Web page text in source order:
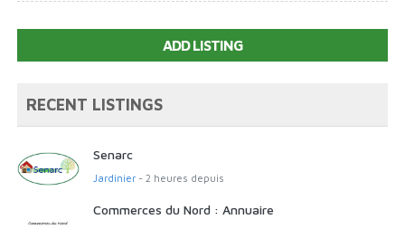
ADD LISTING
RECENT LISTINGS
Senarc
Jardinier- 2 heures depuis
Commerces du Nord : Annuaire